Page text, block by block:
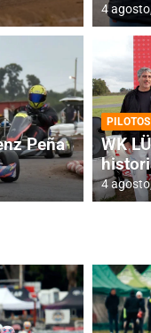
RMC BUENOS AIRES
Cerró
Peña
4
WK
4